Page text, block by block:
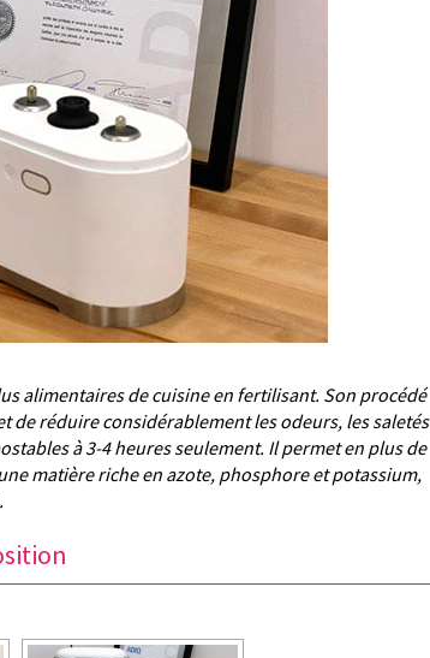
alimentaires de cuisine en fertilisant. Son procédé
de réduire considérablement les odeurs, les saletés
à 3-4 heures seulement. Il permet en plus de
matière riche en azote, phosphore et potassium,